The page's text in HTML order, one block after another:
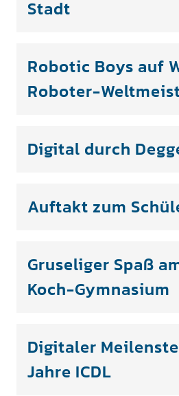
Stadt
Robotic Boys auf
Roboter-
Digital durch
Auftakt zum
Gruseliger Spaß
Koch-Gymnasium
Digitaler
Jahre ICDL